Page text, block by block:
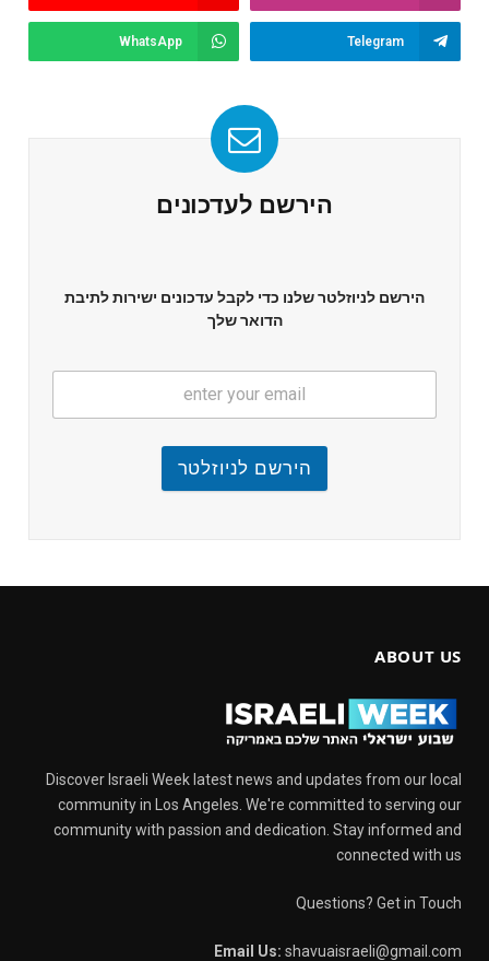
Telegram
WhatsApp
הירשם לעדכונים
הירשם לניוזלטר שלנו כדי לקבל עדכונים ישירות לתיבת
הדואר שלך
הירשם לניוזלטר
ABOUT US
Discover Israeli Week latest news and updates from our local
community in Los Angeles. We're committed to serving our
community with passion and dedication. Stay informed and
connected with us
Questions? Get in Touch
Email Us: shavuaisraeli@gmail.com